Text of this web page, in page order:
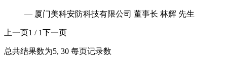
— 厦门美科安防科技有限公司 董事长 林辉 先生
上一页1 / 1下一页
总共结果数为5, 30 每页记录数